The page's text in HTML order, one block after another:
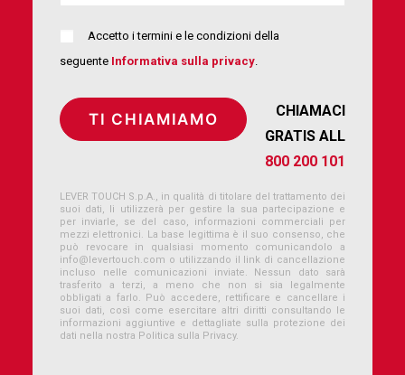
Accetto i termini e le condizioni della
seguente Informativa sulla privacy.
CHIAMACI
GRATIS ALL
800 200 101
LEVER TOUCH S.p.A., in qualità di titolare del trattamento dei
suoi dati, li utilizzerà per gestire la sua partecipazione e
per inviarle, se del caso, informazioni commerciali per
mezzi elettronici. La base legittima è il suo consenso, che
può revocare in qualsiasi momento comunicandolo a
info@levertouch.com o utilizzando il link di cancellazione
incluso nelle comunicazioni inviate. Nessun dato sarà
trasferito a terzi, a meno che non si sia legalmente
obbligati a farlo. Può accedere, rettificare e cancellare i
suoi dati, così come esercitare altri diritti consultando le
informazioni aggiuntive e dettagliate sulla protezione dei
dati nella nostra Politica sulla Privacy.